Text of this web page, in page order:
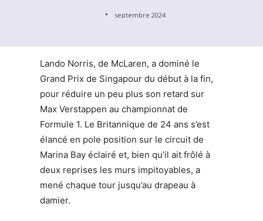
septembre 2024
Lando Norris, de McLaren, a dominé le
Grand Prix de Singapour du début à la fin,
pour réduire un peu plus son retard sur
Max Verstappen au championnat de
Formule 1. Le Britannique de 24 ans s’est
élancé en pole position sur le circuit de
Marina Bay éclairé et, bien qu’il ait frôlé à
deux reprises les murs impitoyables, a
mené chaque tour jusqu’au drapeau à
damier.